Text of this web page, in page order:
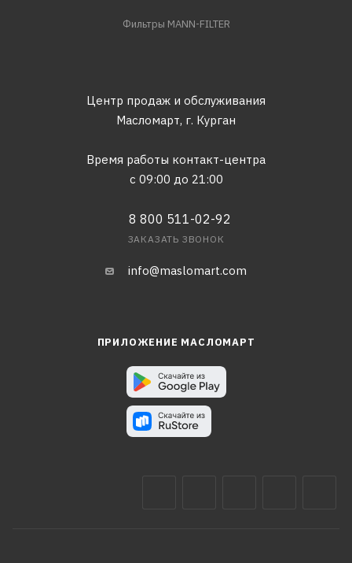
Фильтры MANN-FILTER
Центр продаж и обслуживания
Масломарт, г. Курган
Время работы контакт-центра
с 09:00 до 21:00
8 800 511-02-92
ЗАКАЗАТЬ ЗВОНОК
info@maslomart.com
ПРИЛОЖЕНИЕ МАСЛОМАРТ